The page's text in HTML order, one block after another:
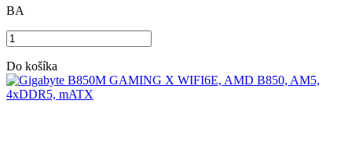
BA
Do košíka